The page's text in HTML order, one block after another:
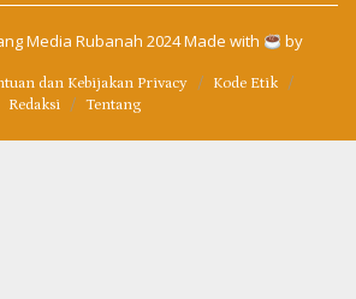
Media Rubanah 2024 Made with
by
dan Kebijakan Privacy
Kode Etik
Redaksi Tentang